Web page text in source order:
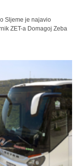
Sljeme je najavio
ZET-a Domagoj Zeba